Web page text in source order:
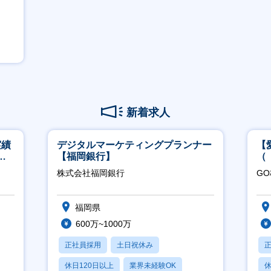
新着求人
デジタルマーケティングプランナー
【福岡銀行】
株式会社福岡銀行
福岡県
600万~1000万
正社員採用 土日祝休み
休日120日以上 業界未経験OK
ポ
行